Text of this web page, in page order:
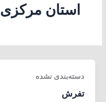
استان مرکزی
دسته‌بندی نشده
تفرش